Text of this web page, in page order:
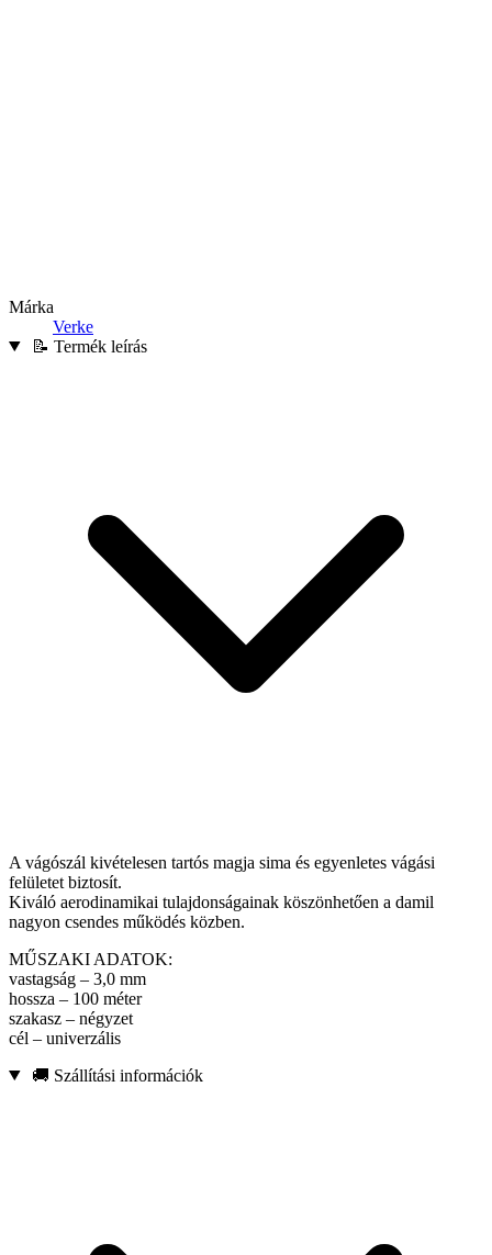
Márka
Verke
📝 Termék leírás
A vágószál kivételesen tartós magja sima és egyenletes vágási
felületet biztosít.
Kiváló aerodinamikai tulajdonságainak köszönhetően a damil
nagyon csendes működés közben.
MŰSZAKI ADATOK:
vastagság – 3,0 mm
hossza – 100 méter
szakasz – négyzet
cél – univerzális
🚚 Szállítási információk